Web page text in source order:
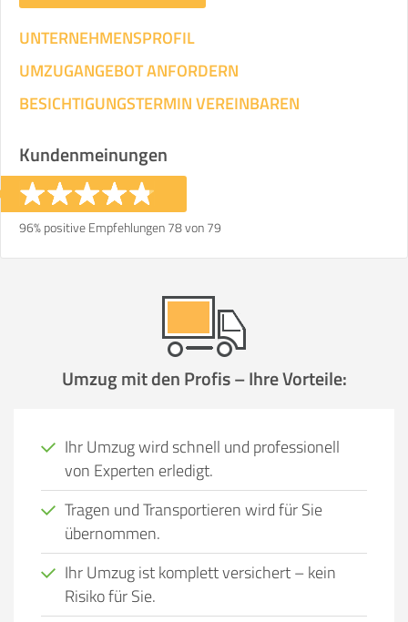
UNTERNEHMENSPROFIL
UMZUGANGEBOT ANFORDERN
BESICHTIGUNGSTERMIN VEREINBAREN
Kundenmeinungen
96% positive Empfehlungen 78 von 79
Umzug mit den Profis – Ihre Vorteile:
Ihr Umzug wird schnell und professionell
von Experten erledigt.
Tragen und Transportieren wird für Sie
übernommen.
Ihr Umzug ist komplett versichert – kein
Risiko für Sie.